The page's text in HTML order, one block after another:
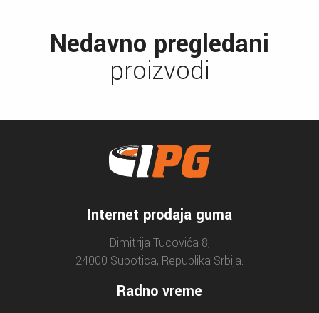
Nedavno pregledani
proizvodi
Internet prodaja guma
Dimitrija Tucovića 8,
24000 Subotica, Republika Srbija.
Radno vreme